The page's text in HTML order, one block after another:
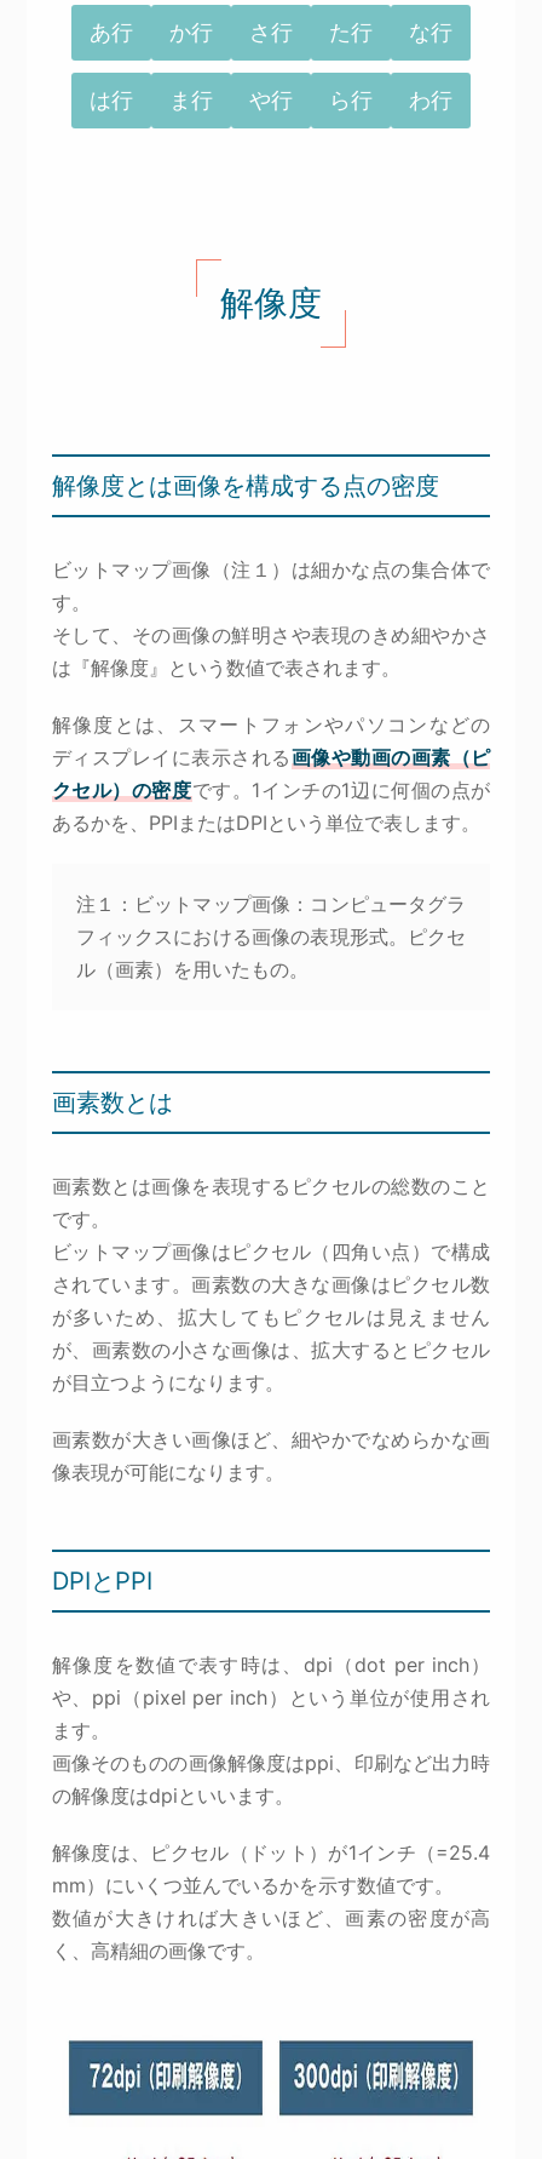
あ行 か行 さ行 た行 な行
は行 ま行 や行 ら行 わ行
解像度
解像度とは画像を構成する点の密度
ビットマップ画像（注１）は細かな点の集合体で
す。
そして、その画像の鮮明さや表現のきめ細やかさ
は『解像度』という数値で表されます。
解像度とは、スマートフォンやパソコンなどの
ディスプレイに表示される画像や動画の画素（ピ
クセル）の密度です。1インチの1辺に何個の点が
あるかを、PPIまたはDPIという単位で表します。
注１：ビットマップ画像：コンピュータグラ
フィックスにおける画像の表現形式。ピクセ
ル（画素）を用いたもの。
画素数とは
画素数とは画像を表現するピクセルの総数のこと
です。
ビットマップ画像はピクセル（四角い点）で構成
されています。画素数の大きな画像はピクセル数
が多いため、拡大してもピクセルは見えません
が、画素数の小さな画像は、拡大するとピクセル
が目立つようになります。
画素数が大きい画像ほど、細やかでなめらかな画
像表現が可能になります。
DPIとPPI
解像度を数値で表す時は、dpi（dot per inch）
や、ppi（pixel per inch）という単位が使用され
ます。
画像そのものの画像解像度はppi、印刷など出力時
の解像度はdpiといいます。
解像度は、ピクセル（ドット）が1インチ（=25.4
mm）にいくつ並んでいるかを示す数値です。
数値が大きければ大きいほど、画素の密度が高
く、高精細の画像です。